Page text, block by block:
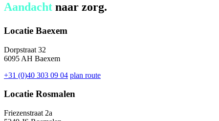
Aandacht naar zorg.
Locatie Baexem
Dorpstraat 32
6095 AH Baexem
+31 (0)40 303 09 04 plan route
Locatie Rosmalen
Friezenstraat 2a